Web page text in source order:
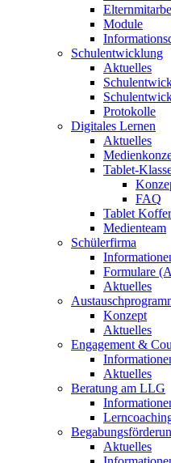
Module
Schulentwicklung
Aktuelles
Protokolle
Digitales Lernen
Aktuelles
Tablet-
FAQ
Tablet Koffer
Medienteam
Schülerfirma
Formulare
Aktuelles
Konzept
Aktuelles
Engagement &
Aktuelles
Beratung am LLG
Aktuelles